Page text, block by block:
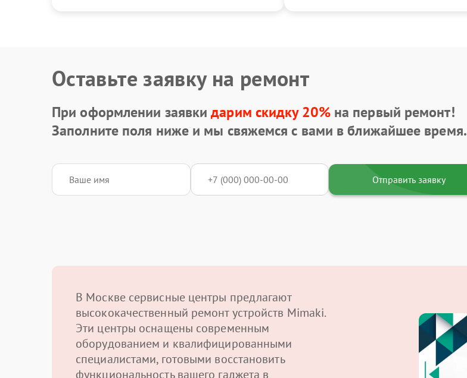
Оставьте заявку на ремонт
При оформлении заявкидарим скидку 20%на первый ремонт!
Заполните поля ниже и мы свяжемся с вами в ближайшее время.
Отправить заявку
В Москве сервисные центры предлагают
высококачественный ремонт устройств Mimaki.
Эти центры оснащены современным
оборудованием и квалифицированными
специалистами, готовыми восстановить
функциональность вашего гаджета в